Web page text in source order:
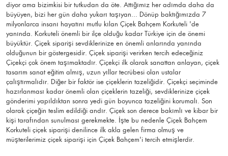
diyor ama bizimkisi bir tutkudan da öte. Attığımız her adımda daha da
büyüyen, bizi her gün daha yukarı taşıyan... Dönüp baktığımızda 7
milyonlarca insanı hayatını mutlu kılan Çiçek Bahçem Korkuteli 'de
yanında. Korkuteli önemli bir ilçe olduğu kadar Türkiye için de önemi
büyüktür. Çiçek siparişi sevdiklerinize en önemli anlarında yanında
olduğunun bir göstergesidir. Çiçek siparişi verirken tercih edeceğiniz
Çiçekçi çok önem taşımaktadır. Çiçekçi ilk olarak sanattan anlayan, çiçek
tasarım sanat eğitim almış, uzun yıllar tecrübesi olan ustalar
çalıştırmalıdır. Diğer bir faktör ise çiçeklerin tazeliğidir. Çiçekçi seçiminde
hazırlanması kadar önemli olan çiçeklerin tazeliği, sevdiklerinize çiçek
gönderimi yapıldıktan sonra yedi gün boyunca tazeliğini korumalı. Son
olarak çiçeğin teslim edildiği andır. Çiçek son derece bakımlı ve kibar bir
kişi tarafından sunulması gerekmekte. İşte bu nedenle Çiçek Bahçem
Korkuteli çiçek siparişi denilince ilk akla gelen firma olmuş ve
müşterilerimiz çiçek siparişi için Çiçek Bahçem'i tercih etmişlerdir.